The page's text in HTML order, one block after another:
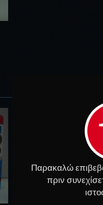
Παρακαλώ
πριν
Ούζο 40% Vol.
Το "καλό", το "εξάρι", το
Με περιεκτικότητα 40%